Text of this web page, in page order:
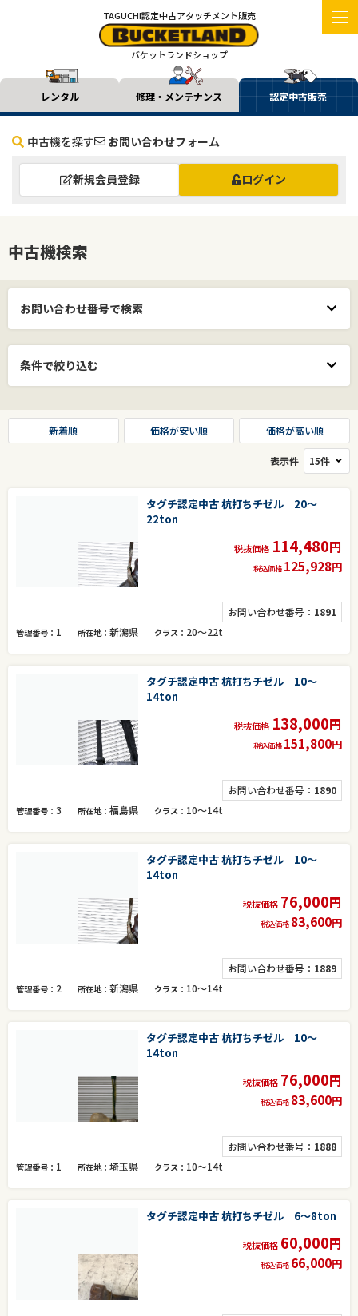
TAGUCHI認定中古アタッチメント販売
バケットランドショップ
レンタル 修理・メンテナンス 認定中古販売
中古機を探す お問い合わせフォーム
新規会員登録 ログイン
中古機検索
お問い合わせ番号で検索
条件で絞り込む
新着順 価格が安い順 価格が高い順
表示件
タグチ認定中古 杭打ちチゼル 20～
22ton
税抜価格 114,480円
税込価格 125,928円
お問い合わせ番号： 1891
管理番号 1 所在地 新潟県 クラス 20～22t
タグチ認定中古 杭打ちチゼル 10～
14ton
税抜価格 138,000円
税込価格 151,800円
お問い合わせ番号： 1890
管理番号 3 所在地 福島県 クラス 10～14t
タグチ認定中古 杭打ちチゼル 10～
14ton
税抜価格 76,000円
税込価格 83,600円
お問い合わせ番号： 1889
管理番号 2 所在地 新潟県 クラス 10～14t
タグチ認定中古 杭打ちチゼル 10～
14ton
税抜価格 76,000円
税込価格 83,600円
お問い合わせ番号： 1888
管理番号 1 所在地 埼玉県 クラス 10～14t
タグチ認定中古 杭打ちチゼル 6～8ton
税抜価格 60,000円
税込価格 66,000円